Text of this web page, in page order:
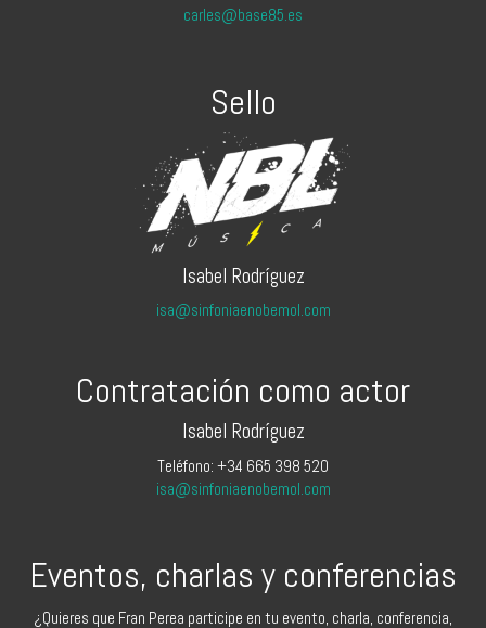
carles@base85.es
Sello
Isabel Rodríguez
isa@sinfoniaenobemol.com
Contratación como actor
Isabel Rodríguez
Teléfono: +34 665 398 520
isa@sinfoniaenobemol.com
Eventos, charlas y conferencias
¿Quieres que Fran Perea participe en tu evento, charla, conferencia,